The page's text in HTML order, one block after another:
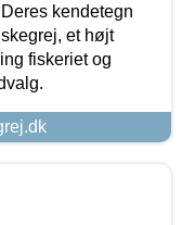
kendetegn
et højt
fiskeriet og